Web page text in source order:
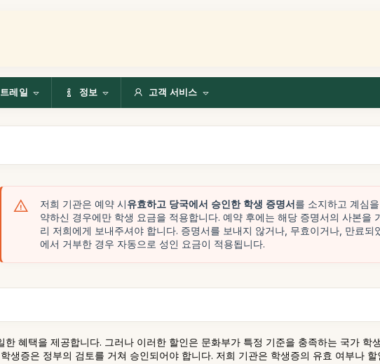
레일 정보 고객 서비스
저희 기관은 예약 시유효하고 당국에서 승인한 학생 증명서를 소지하고 계심
약하신 경우에만 학생 요금을 적용합니다. 예약 후에는 해당 증명서의 사본을
리 저희에게 보내주셔야 합니다. 증명서를 보내지 않거나, 무효이거나, 만료되
에서 거부한 경우 자동으로 성인 요금이 적용됩니다.
혜택을 제공합니다. 그러나 이러한 할인은 문화부가 특정 기준을 충족하는 국가
생증은 정부의 검토를 거쳐 승인되어야 합니다. 저희 기관은 학생증의 유효 여부나